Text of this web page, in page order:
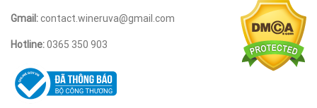
Gmail:contact.wineruva@gmail.com
Hotline:0365 350 903